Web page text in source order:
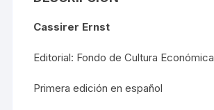
Cassirer Ernst
Editorial: Fondo de Cultura Económica
Primera edición en español